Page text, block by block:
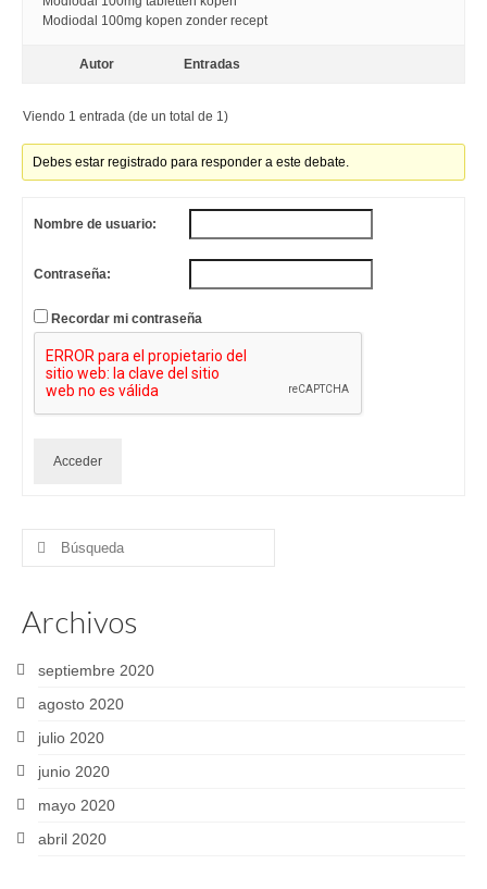
Modiodal 100mg kopen zonder recept
Autor Entradas
Viendo 1 entrada (de un total de 1)
Debes estar registrado para responder a este debate.
Nombre de usuario:
Contraseña:
Recordar mi contraseña
Acceder
Buscar
Archivos
septiembre 2020
agosto 2020
julio 2020
junio 2020
mayo 2020
abril 2020